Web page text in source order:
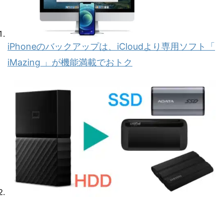
iPhoneのバックアップは、iCloudより専用ソフト「
iMazing 」が機能満載でおトク